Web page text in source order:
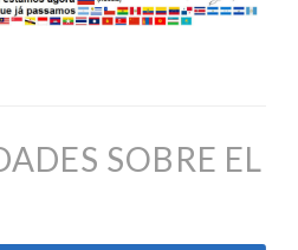
SOBRE EL